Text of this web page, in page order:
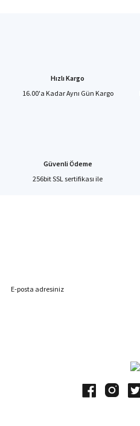
Hızlı Kargo
16.00'a Kadar Aynı Gün Kargo
Güvenli Ödeme
256bit SSL sertifikası ile